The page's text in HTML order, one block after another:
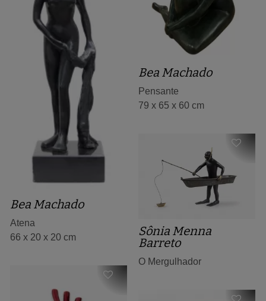
Bea Machado
Pensante
79 x 65 x 60 cm
Bea Machado
Atena
66 x 20 x 20 cm
Sônia Menna
Barreto
O Mergulhador